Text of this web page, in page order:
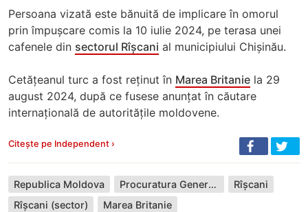
Persoana vizată este bănuită de implicare în omorul
prin împușcare comis la 10 iulie 2024, pe terasa unei
cafenele din sectorul Rîșcani al municipiului Chișinău.
Cetățeanul turc a fost reținut în Marea Britanie la 29
august 2024, după ce fusese anunțat în căutare
internațională de autoritățile moldovene.
Citește pe Independent ›
Republica Moldova Procuratura Generală
Rîșcani
Rîșcani (sector)
Marea Britanie